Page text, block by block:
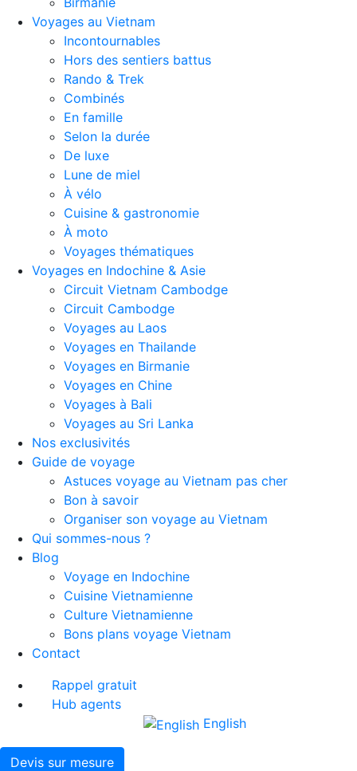
Voyages au Vietnam
Incontournables
Hors des sentiers battus
Rando & Trek
Combinés
En famille
Selon la durée
De luxe
Lune de miel
À vélo
Cuisine & gastronomie
À moto
Voyages thématiques
Voyages en Indochine & Asie
Circuit Vietnam Cambodge
Circuit Cambodge
Voyages au Laos
Voyages en Thailande
Voyages en Birmanie
Voyages en Chine
Voyages à Bali
Voyages au Sri Lanka
Nos exclusivités
Guide de voyage
Astuces voyage au Vietnam pas cher
Bon à savoir
Organiser son voyage au Vietnam
Qui sommes-nous ?
Blog
Voyage en Indochine
Cuisine Vietnamienne
Culture Vietnamienne
Bons plans voyage Vietnam
Contact
Rappel gratuit
Hub agents
English
Devis sur mesure